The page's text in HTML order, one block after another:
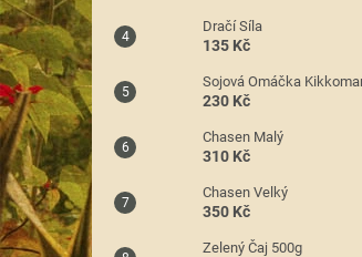
Dračí Síla
135 Kč
Sojová Omáčka
230 Kč
Chasen Malý
310 Kč
Chasen Velký
350 Kč
Zelený Čaj 500g